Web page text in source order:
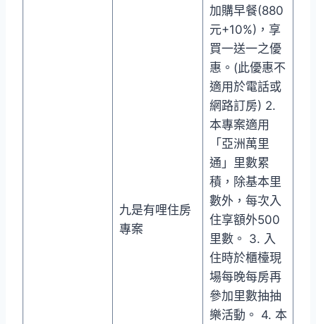
九是有哩住房
專案
加購早餐(880
元+10%)，享
買一送一之優
惠。(此優惠不
適用於電話或
網路訂房) 2.
本專案適用
「亞洲萬里
通」里數累
積，除基本里
數外，每次入
住享額外500
里數。 3. 入
住時於櫃檯現
場每晚每房再
參加里數抽抽
樂活動。 4. 本